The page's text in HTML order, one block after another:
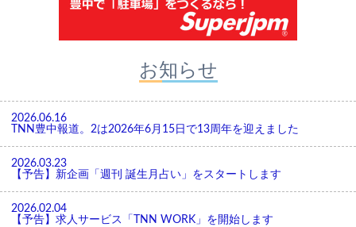
お知らせ
2026.06.16
TNN豊中報道。2は2026年6月15日で13周年を迎えました
2026.03.23
【予告】新企画「週刊 誕生月占い」をスタートします
2026.02.04
【予告】求人サービス「TNN WORK」を開始します